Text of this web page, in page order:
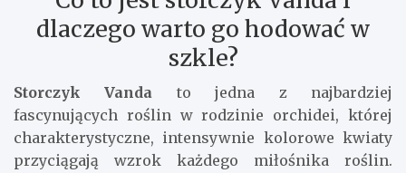
dlaczego warto go hodować w
szkle?
Storczyk Vanda to jedna z najbardziej
fascynujących roślin w rodzinie orchidei, której
charakterystyczne, intensywnie kolorowe kwiaty
przyciągają wzrok każdego miłośnika roślin.